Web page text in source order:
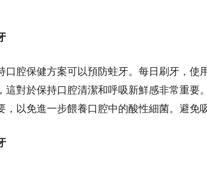
口腔保健方案可以預防蛀牙。每日刷牙，使
這對於保持口腔清潔和呼吸新鮮感非常重要
，以免進一步餵養口腔中的酸性細菌。避免